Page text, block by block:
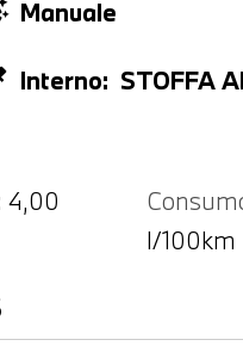
Manuale
Interno: STOFFA
4,00
l/100km